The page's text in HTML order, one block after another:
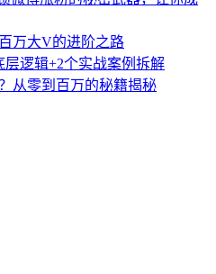
万大V的进阶之路
逻辑+2个实战案例拆解
从零到百万的秘籍揭秘